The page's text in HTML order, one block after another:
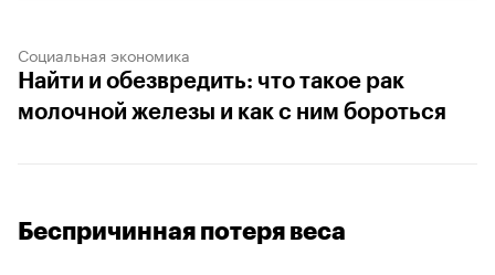
Социальная экономика
Найти и обезвредить: что такое рак
молочной железы и как с ним бороться
Беспричинная потеря веса